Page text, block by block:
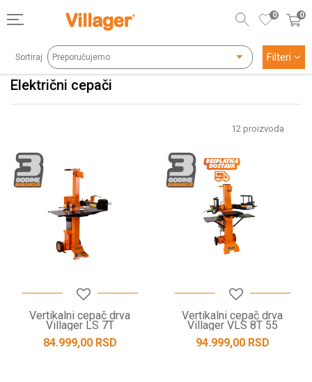
0
0
Električni cepači
Sortiraj Filteri
12 proizvoda
Vertikalni cepač drva
Villager LS 7T
84.999,00 RSD
Vertikalni cepač drva
Villager VLS 8T 55
94.999,00 RSD